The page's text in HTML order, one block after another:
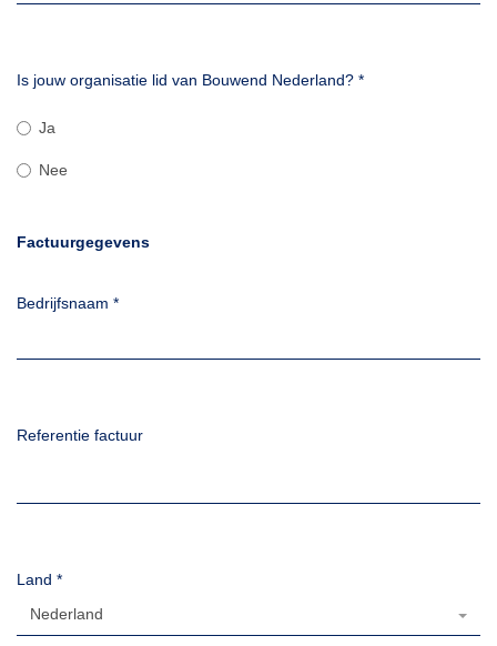
Is jouw organisatie lid van Bouwend Nederland? *
Ja
Nee
Factuurgegevens
Bedrijfsnaam *
Referentie factuur
Land *
Nederland